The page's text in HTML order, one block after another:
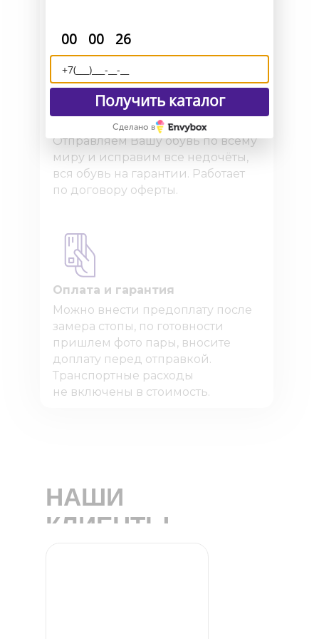
Доставка и возврат
Отправляем Вашу обувь по всему
миру и исправим все недочёты,
вся обувь на гарантии. Работает
по договору оферты.
Оплата и гарантия
Можно внести предоплату после
замера стопы, по готовности
пришлем фото пары, вносите
доплату перед отправкой.
Транспортные расходы
не включены в стоимость.
НАШИ
КЛИЕНТЫ
00 00 25
Получить каталог
Сделано в